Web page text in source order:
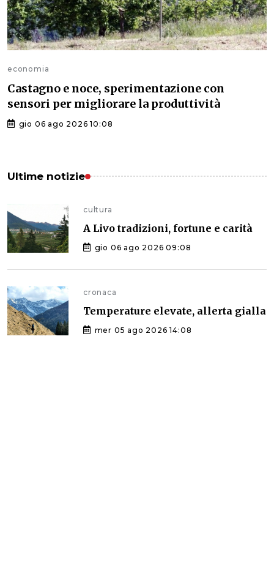
economia
Castagno e noce, sperimentazione con
sensori per migliorare la produttività
gio 06 ago 2026 10:08
Ultime notizie
cultura
A Livo tradizioni, fortune e carità
gio 06 ago 2026 09:08
cronaca
Temperature elevate, allerta gialla
mer 05 ago 2026 14:08